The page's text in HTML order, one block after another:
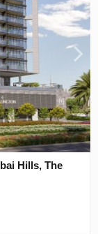
Hills, The